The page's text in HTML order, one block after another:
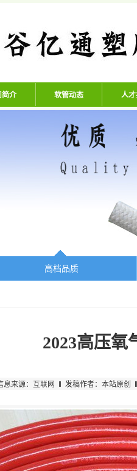
司 - 专业生产
简介 软管动态 人
高档品质
2023高压氧
息来源：互联网 ‖ 发稿作者：本站原